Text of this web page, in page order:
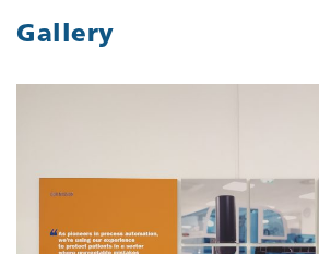
Gallery